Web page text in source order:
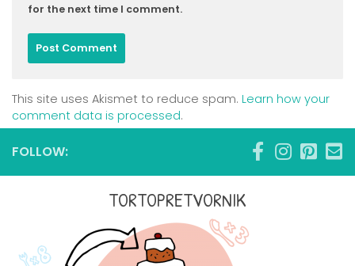
for the next time I comment.
This site uses Akismet to reduce spam. Learn how your
comment data is processed.
FOLLOW:
TORTOPRETVORNIK